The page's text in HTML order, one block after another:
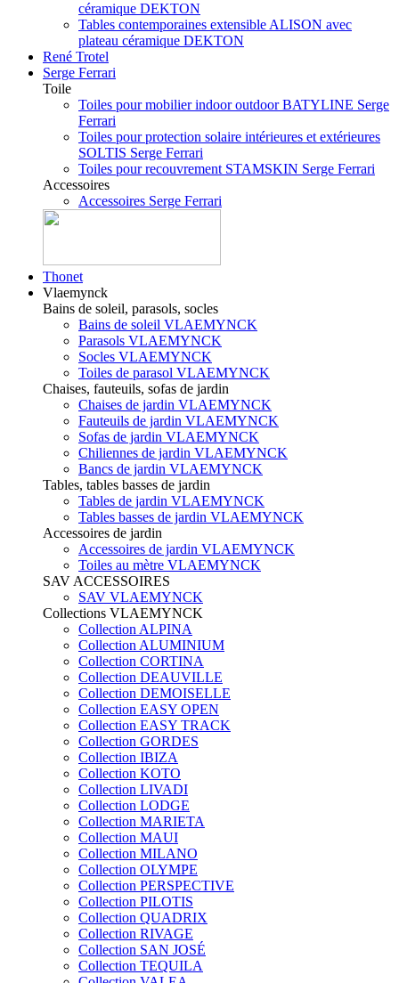
céramique DEKTON
Tables contemporaines extensible ALISON avec
plateau céramique DEKTON
René Trotel
Serge Ferrari
Toile
Toiles pour mobilier indoor outdoor BATYLINE Serge
Ferrari
Toiles pour protection solaire intérieures et extérieures
SOLTIS Serge Ferrari
Toiles pour recouvrement STAMSKIN Serge Ferrari
Accessoires
Accessoires Serge Ferrari
Thonet
Vlaemynck
Bains de soleil, parasols, socles
Bains de soleil VLAEMYNCK
Parasols VLAEMYNCK
Socles VLAEMYNCK
Toiles de parasol VLAEMYNCK
Chaises, fauteuils, sofas de jardin
Chaises de jardin VLAEMYNCK
Fauteuils de jardin VLAEMYNCK
Sofas de jardin VLAEMYNCK
Chiliennes de jardin VLAEMYNCK
Bancs de jardin VLAEMYNCK
Tables, tables basses de jardin
Tables de jardin VLAEMYNCK
Tables basses de jardin VLAEMYNCK
Accessoires de jardin
Accessoires de jardin VLAEMYNCK
Toiles au mètre VLAEMYNCK
SAV ACCESSOIRES
SAV VLAEMYNCK
Collections VLAEMYNCK
Collection ALPINA
Collection ALUMINIUM
Collection CORTINA
Collection DEAUVILLE
Collection DEMOISELLE
Collection EASY OPEN
Collection EASY TRACK
Collection GORDES
Collection IBIZA
Collection KOTO
Collection LIVADI
Collection LODGE
Collection MARIETA
Collection MAUI
Collection MILANO
Collection OLYMPE
Collection PERSPECTIVE
Collection PILOTIS
Collection QUADRIX
Collection RIVAGE
Collection SAN JOSÉ
Collection TEQUILA